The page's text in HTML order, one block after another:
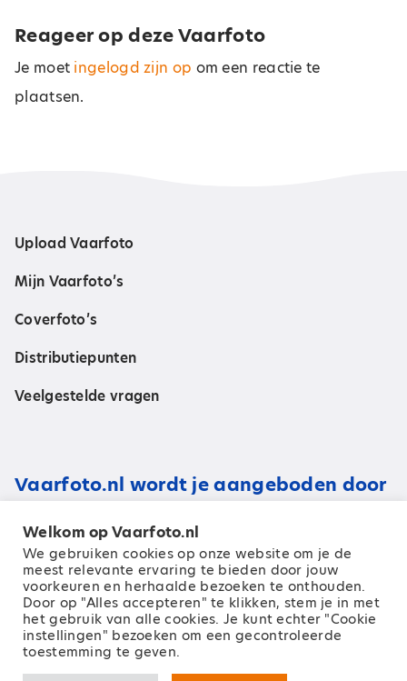
Reageer op deze Vaarfoto
Je moet ingelogd zijn op om een reactie te
plaatsen.
Upload Vaarfoto
Mijn Vaarfoto’s
Coverfoto’s
Distributiepunten
Veelgestelde vragen
Vaarfoto.nl wordt je aangeboden door
© 2026 Zeilen Media B.V.
Welkom op Vaarfoto.nl
We gebruiken cookies op onze website om je de
meest relevante ervaring te bieden door jouw
voorkeuren en herhaalde bezoeken te onthouden.
Door op "Alles accepteren" te klikken, stem je in met
het gebruik van alle cookies. Je kunt echter "Cookie
instellingen" bezoeken om een ​​gecontroleerde
toestemming te geven.